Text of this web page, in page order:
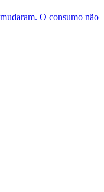
O consumo não